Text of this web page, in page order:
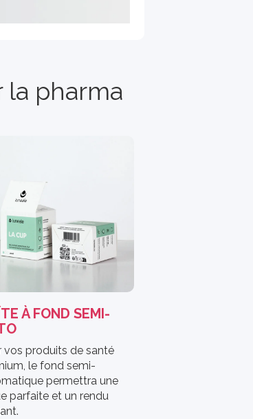
pharma
À FOND SEMI-
vos produits de santé
le fond semi-
permettra une
parfaite et un rendu